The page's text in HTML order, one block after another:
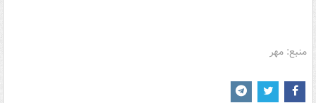
منبع: مهر